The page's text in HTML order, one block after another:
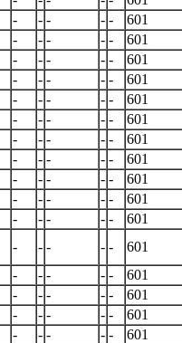
- - - - - 601
- - - - - 601
- - - - - 601
- - - - - 601
- - - - - 601
- - - - - 601
- - - - - 601
- - - - - 601
- - - - - 601
- - - - - 601
- - - - - 601
- - - - - 601
- - - - - 601
- - - - - 601
- - - - - 601
- - - - - 601